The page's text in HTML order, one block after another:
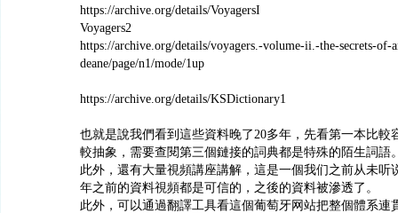
https://archive.org/details/VoyagersI
Voyagers2
https://archive.org/details/voyagers.-volume-ii.-the-secrets-of-
deane/page/n1/mode/1up
https://archive.org/details/KSDictionary1
也就是說我們看到這些資料晚了20多年，先看第一本比較
較抽象，需要查閱第三個鏈接的詞典都是特殊的陌生詞語
此外，還有大量視頻講座講解，這是一個我们之前从未听
年之前的資料視頻都是可信的，之後的資料被滲透了。
此外，可以通過翻譯工具看這個葡萄牙网站把整個體系連